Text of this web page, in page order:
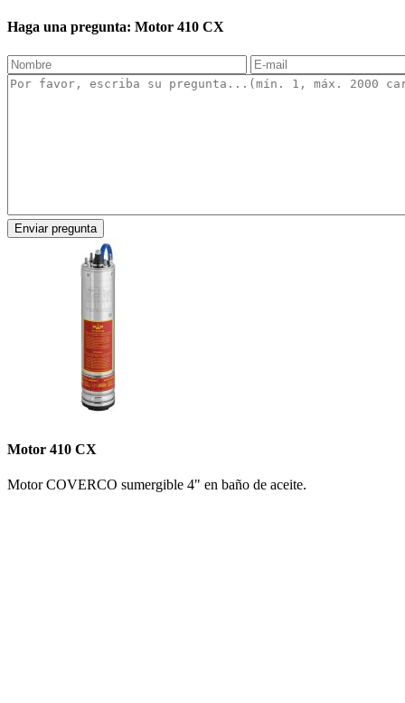
Haga una pregunta: Motor 410 CX
Motor 410 CX
Motor COVERCO sumergible 4" en baño de aceite.